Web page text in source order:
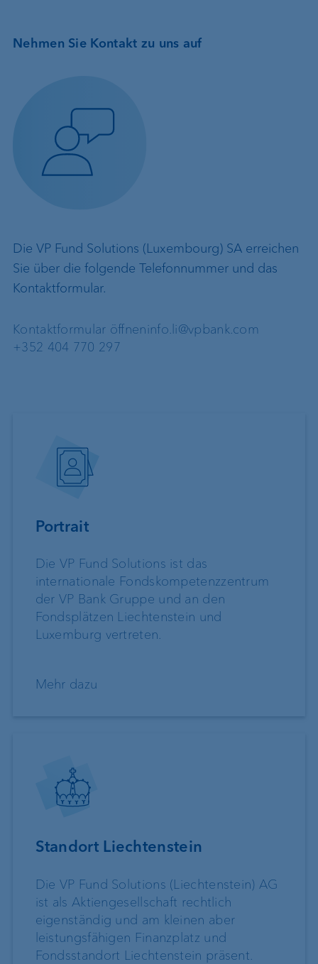
Nehmen Sie Kontakt zu uns auf
Die VP Fund Solutions (Luxembourg) SA erreichen
Sie über die folgende Telefonnummer und das
Kontaktformular.
Kontaktformular öffneninfo.li@vpbank.com
+352 404 770 297
Portrait
Die VP Fund Solutions ist das
internationale Fondskompetenzzentrum
der VP Bank Gruppe und an den
Fondsplätzen Liechtenstein und
Luxemburg vertreten.
Mehr dazu
Standort Liechtenstein
Die VP Fund Solutions (Liechtenstein) AG
ist als Aktiengesellschaft rechtlich
eigenständig und am kleinen aber
leistungsfähigen Finanzplatz und
Fondsstandort Liechtenstein präsent.